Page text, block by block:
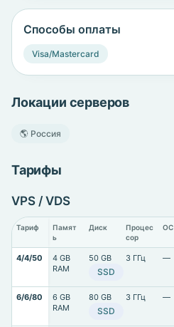
Способы оплаты
Visa/Mastercard
Локации серверов
🌎 Россия
Тарифы
VPS / VDS
Тариф
Памят
ь
Диск
Процес
сор
ОС
4/4/50
4 GB
RAM
50 GB
SSD
3 ГГц —
6/6/80
6 GB
RAM
80 GB
SSD
3 ГГц —